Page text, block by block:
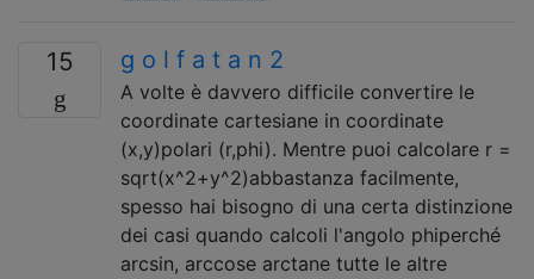
15 g o l f a t a n 2
A volte è davvero difficile convertire le
coordinate cartesiane in coordinate
(x,y)polari (r,phi). Mentre puoi calcolare r =
sqrt(x^2+y^2)abbastanza facilmente,
spesso hai bisogno di una certa distinzione
dei casi quando calcoli l'angolo phiperché
arcsin, arccose arctane tutte le altre